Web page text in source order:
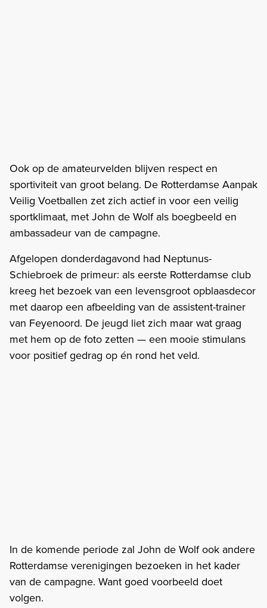
Ook op de amateurvelden blijven respect en
sportiviteit van groot belang. De Rotterdamse Aanpak
Veilig Voetballen zet zich actief in voor een veilig
sportklimaat, met John de Wolf als boegbeeld en
ambassadeur van de campagne.
Afgelopen donderdagavond had Neptunus-
Schiebroek de primeur: als eerste Rotterdamse club
kreeg het bezoek van een levensgroot opblaasdecor
met daarop een afbeelding van de assistent-trainer
van Feyenoord. De jeugd liet zich maar wat graag
met hem op de foto zetten — een mooie stimulans
voor positief gedrag op én rond het veld.
In de komende periode zal John de Wolf ook andere
Rotterdamse verenigingen bezoeken in het kader
van de campagne. Want goed voorbeeld doet
volgen.